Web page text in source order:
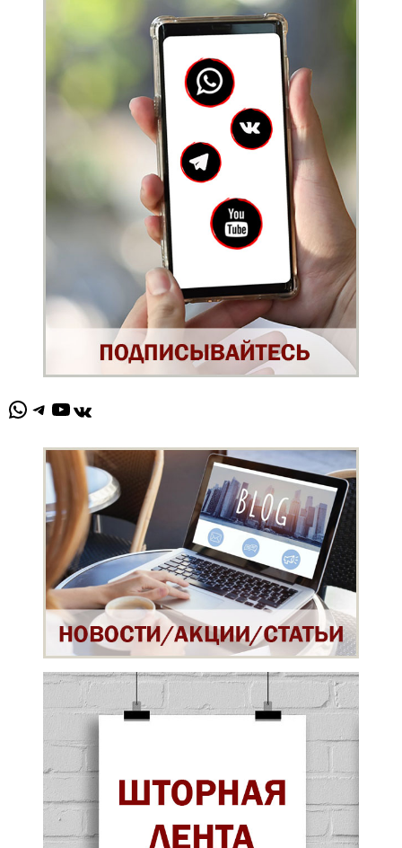
WhatsApp Telegram YouTube ВКонтакте